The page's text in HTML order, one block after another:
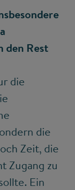
den Rest
die
die
Zeit, die
Zugang zu
Ein